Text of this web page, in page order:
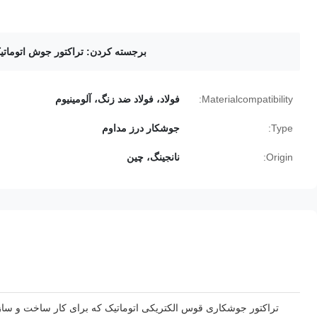
برجسته کردن: تراکتور جوش
Materialcompatibility: فولاد، فولاد ضد زنگ، آلومینیوم
Type: جوشکار درز مداوم
Origin: نانجینگ، چین
تراکتور جوشکاری قوس الکتریکی اتوماتیک که برای کار ساخت